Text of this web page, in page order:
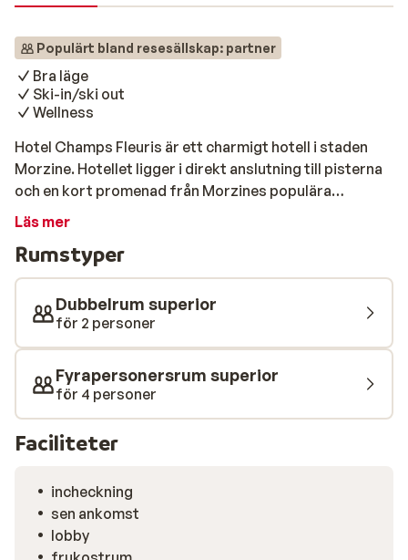
Populärt bland resesällskap: partner
Bra läge
Ski-in/ski out
Wellness
Hotel Champs Fleuris är ett charmigt hotell i staden
Morzine. Hotellet ligger i direkt anslutning till pisterna
och en kort promenad från Morzines populära
centrum. Efter en lång dag i backarna kan du koppla av i
bastu eller ta ett dopp i den uppvärmda
inomhuspoolen. Vi rekommenderar Hotel Champs
Fleuris för par som vill bo på ett lyxigt hotell med ski
in/ski out i ett bra skidområde.
Läs mer
Rumstyper
Dubbelrum superior
för 2 personer
Fyrapersonersrum superior
för 4 personer
Faciliteter
incheckning
sen ankomst
lobby